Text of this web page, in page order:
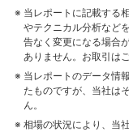
当レポートに記載する
やテクニカル分析など
告なく変更になる場合
ありません。お取引は
当レポートのデータ情
たものですが、当社は
ん。
相場の状況により、当